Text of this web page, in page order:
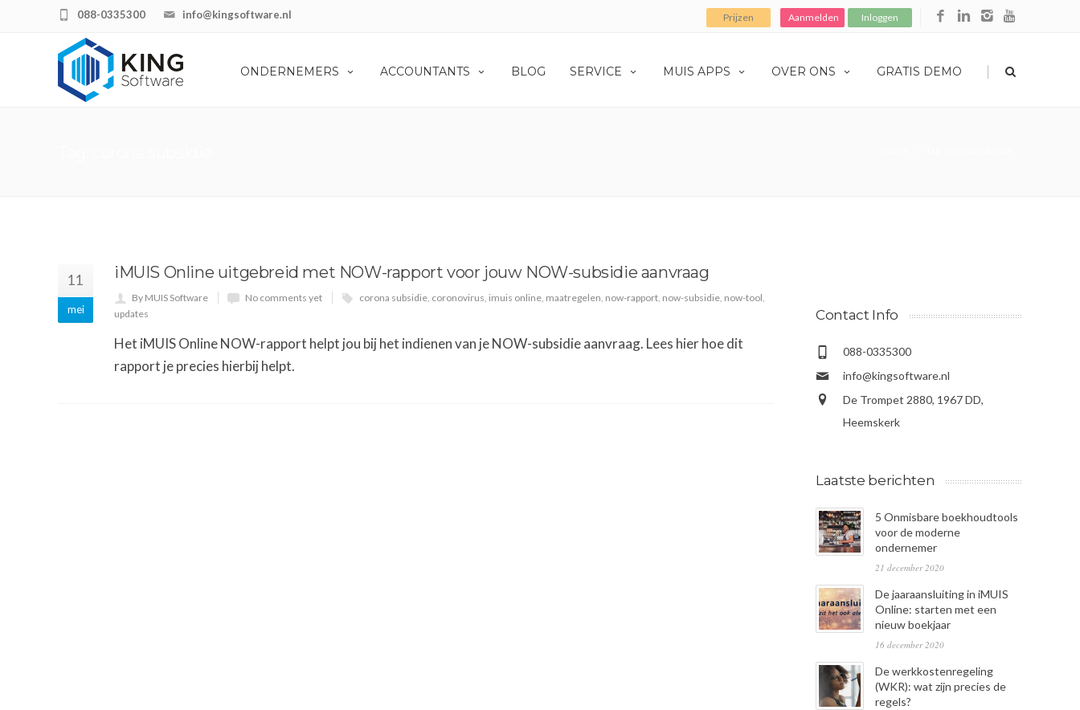
info@kingsoftware.nl
088-0335300 Prijzen Aanmelden Inloggen
ONDERNEMERS ACCOUNTANTS BLOG SERVICE MUIS APPS OVER ONS GRATIS DEMO |
11
mei
iMUIS Online uitgebreid met NOW-rapport voor jouw NOW-subsidie aanvraag
By MUIS Software No comments yet corona subsidie, coronovirus, imuis online, maatregelen, now-rapport, now-subsidie, now-tool,
updates
Het iMUIS Online NOW-rapport helpt jou bij het indienen van je NOW-subsidie aanvraag. Lees hier hoe dit
rapport je precies hierbij helpt.
Contact Info
088-0335300
info@kingsoftware.nl
De Trompet 2880, 1967 DD,
Heemskerk
Laatste berichten
5 Onmisbare boekhoudtools
voor de moderne
ondernemer
21 december 2020
De jaaraansluiting in iMUIS
Online: starten met een
nieuw boekjaar
16 december 2020
De werkkostenregeling
(WKR): wat zijn precies de
regels?